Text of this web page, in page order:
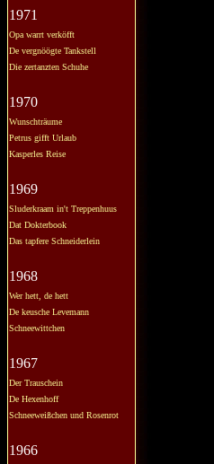
1971
Opa warrt verköfft
De vergnöögte Tankstell
Die zertanzten Schuhe
1970
Wunschträume
Petrus gifft Urlaub
Kasperles Reise
1969
Sluderkraam in't Treppenhuus
Dat Dokterbook
Das tapfere Schneiderlein
1968
Wer hett, de hett
De keusche Levemann
Schneewittchen
1967
Der Trauschein
De Hexenhoff
Schneeweißchen und Rosenrot
1966